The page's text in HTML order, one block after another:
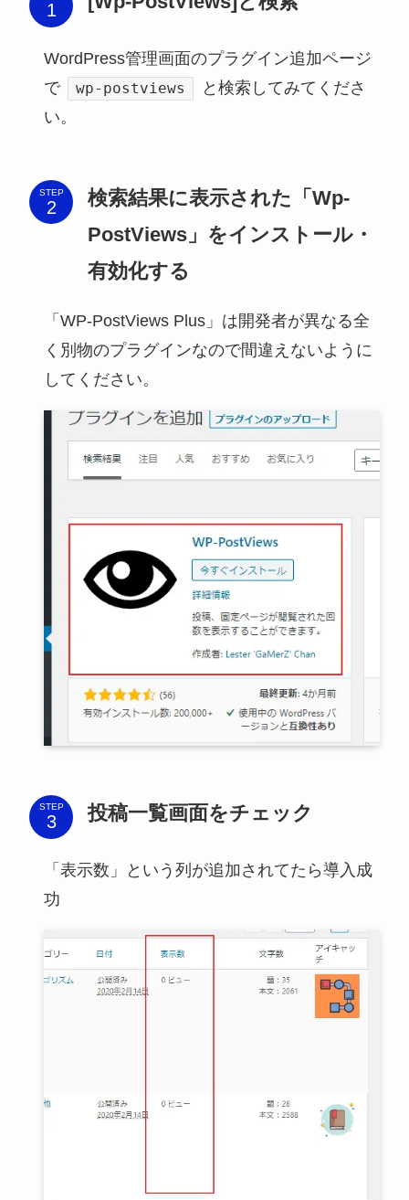
WordPress管理画面のプラグイン追加ページ
で
wp-postviews
と検索してみてくださ
い。
STEP
検索結果に表示された「Wp-
PostViews」をインストール・
有効化する
「WP-PostViews Plus」は開発者が異なる全
く別物のプラグインなので間違えないように
してください。
STEP 投稿一覧画面をチェック
「表示数」という列が追加されてたら導入成
功